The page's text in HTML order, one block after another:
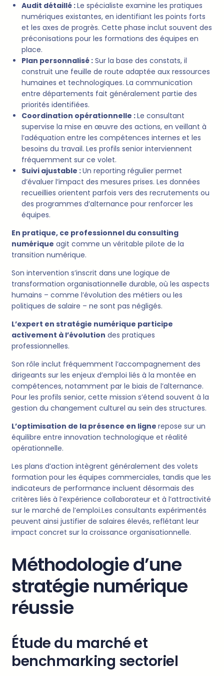
Audit détaillé :Le spécialiste examine les pratiques
numériques existantes, en identifiant les points forts
et les axes de progrès. Cette phase inclut souvent des
préconisations pour les formations des équipes en
place.
Plan personnalisé : Sur la base des constats, il
construit une feuille de route adaptée aux ressources
humaines et technologiques. La communication
entre départements fait généralement partie des
priorités identifiées.
Coordination opérationnelle :Le consultant
supervise la mise en œuvre des actions, en veillant à
l’adéquation entre les compétences internes et les
besoins du travail. Les profils senior interviennent
fréquemment sur ce volet.
Suivi ajustable :Un reporting régulier permet
d’évaluer l’impact des mesures prises. Les données
recueillies orientent parfois vers des recrutements ou
des programmes d’alternance pour renforcer les
équipes.
En pratique, ce professionnel du consulting
numérique agit comme un véritable pilote de la
transition numérique.
Son intervention s’inscrit dans une logique de
transformation organisationnelle durable, où les aspects
humains – comme l’évolution des métiers ou les
politiques de salaire – ne sont pas négligés.
L’expert en stratégie numérique participe
activement à l’évolution des pratiques
professionnelles.
Son rôle inclut fréquemment l’accompagnement des
dirigeants sur les enjeux d’emploi liés à la montée en
compétences, notamment par le biais de l’alternance.
Pour les profils senior, cette mission s’étend souvent à la
gestion du changement culturel au sein des structures.
L’optimisation de la présence en ligne repose sur un
équilibre entre innovation technologique et réalité
opérationnelle.
Les plans d’action intègrent généralement des volets
formation pour les équipes commerciales, tandis que les
indicateurs de performance incluent désormais des
critères liés à l’expérience collaborateur et à l’attractivité
sur le marché de l’emploi.Les consultants expérimentés
peuvent ainsi justifier de salaires élevés, reflétant leur
impact concret sur la croissance organisationnelle.
Méthodologie d’une
stratégie numérique
réussie
Étude du marché et
benchmarking sectoriel